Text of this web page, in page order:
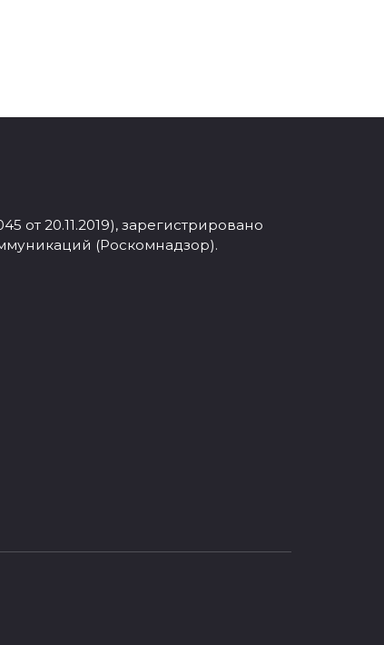
20.11.2019), зарегистрировано
(Роскомнадзор).